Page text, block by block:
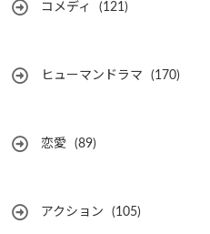
コメディ (121)
ヒューマンドラマ (170)
恋愛 (89)
アクション (105)